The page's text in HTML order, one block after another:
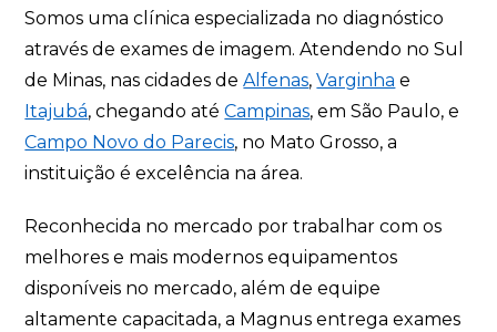
Somos uma clínica especializada no diagnóstico
através de exames de imagem. Atendendo no Sul
de Minas, nas cidades deAlfenas,Varginha e
Itajubá, chegando atéCampinas, em São Paulo, e
Campo Novo do Parecis, no Mato Grosso, a
instituição é excelência na área.
Reconhecida no mercado por trabalhar com os
melhores e mais modernos equipamentos
disponíveis no mercado, além de equipe
altamente capacitada, a Magnus entrega exames